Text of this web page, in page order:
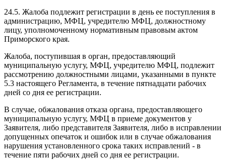
24.5. Жалоба подлежит регистрации в день ее поступления в
администрацию, МФЦ, учредителю МФЦ, должностному
лицу, уполномоченному нормативным правовым актом
Приморского края.
Жалоба, поступившая в орган, предоставляющий
муниципальную услугу, МФЦ, учредителю МФЦ, подлежит
рассмотрению должностными лицами, указанными в пункте
5.3 настоящего Регламента, в течение пятнадцати рабочих
дней со дня ее регистрации.
В случае, обжалования отказа органа, предоставляющего
муниципальную услугу, МФЦ в приеме документов у
Заявителя, либо представителя Заявителя, либо в исправлении
допущенных опечаток и ошибок или в случае обжалования
нарушения установленного срока таких исправлений - в
течение пяти рабочих дней со дня ее регистрации.